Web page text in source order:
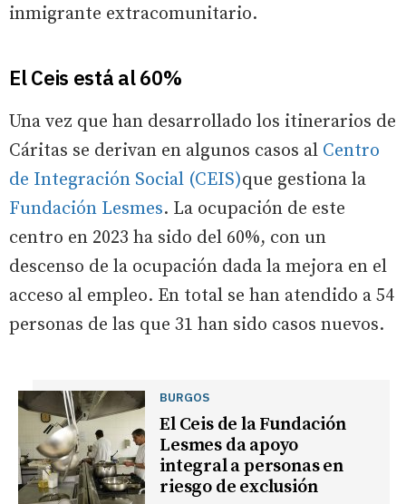
inmigrante extracomunitario.
El Ceis está al 60%
Una vez que han desarrollado los itinerarios de
Cáritas se derivan en algunos casos al Centro
de Integración Social (CEIS)que gestiona la
Fundación Lesmes. La ocupación de este
centro en 2023 ha sido del 60%, con un
descenso de la ocupación dada la mejora en el
acceso al empleo. En total se han atendido a 54
personas de las que 31 han sido casos nuevos.
BURGOS
El Ceis de la Fundación
Lesmes da apoyo
integral a personas en
riesgo de exclusión